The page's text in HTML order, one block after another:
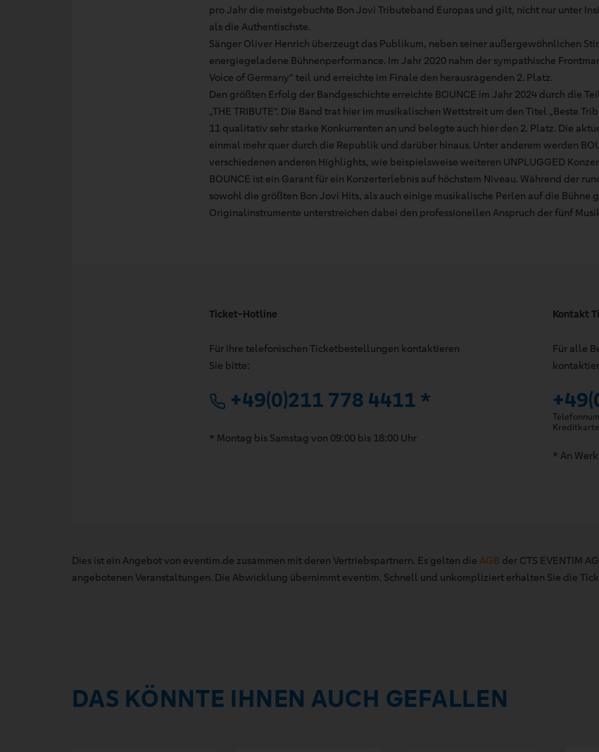
pro Jahr die meistgebuchte Bon Jovi Tributeband Europas und gilt, nicht nur unter
als die Authentischste.
Sänger Oliver Henrich überzeugt das Publikum, neben seiner außergewöhnlichen
energiegeladene Bühnenperformance. Im Jahr 2020 nahm der sympathische
Voice of Germany“ teil und erreichte im Finale den herausragenden 2. Platz.
Den größten Erfolg der Bandgeschichte erreichte BOUNCE im Jahr 2024 durch die
„THE TRIBUTE“. Die Band trat hier im musikalischen Wettstreit um den Titel „Beste
11 qualitativ sehr starke Konkurrenten an und belegte auch hier den 2. Platz. Die
einmal mehr quer durch die Republik und darüber hinaus. Unter anderem werden
verschiedenen anderen Highlights, wie beispielsweise weiteren UNPLUGGED
BOUNCE ist ein Garant für ein Konzerterlebnis auf höchstem Niveau. Während der
sowohl die größten Bon Jovi Hits, als auch einige musikalische Perlen auf die Bühne
Originalinstrumente unterstreichen dabei den professionellen Anspruch der fünf
Ticket-Hotline
Für Ihre telefonischen Ticketbestellungen kontaktieren
Sie bitte:
+49(0)211 778 4411 *
* Montag bis Samstag von 09:00 bis 18:00 Uhr
Kontakt
Für alle
* An
Dies ist ein Angebot von eventim.de zusammen mit deren Vertriebspartnern. Es gelten die AGB der CTS EVENTIM
angebotenen Veranstaltungen. Die Abwicklung übernimmt eventim. Schnell und unkompliziert erhalten Sie die
DAS KÖNNTE IHNEN AUCH GEFALLEN